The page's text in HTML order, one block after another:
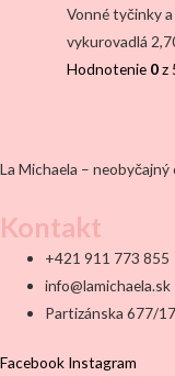
Vonné tyčinky a
vykurovadlá
Hodnotenie 0z
La Michaela –
Kontakt
+421 911 773 855
info@lamichaela.sk
Partizánska 677/
Facebook Instagram